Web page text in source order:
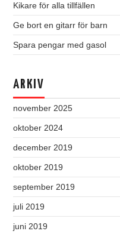
Kikare för alla tillfällen
Ge bort en gitarr för barn
Spara pengar med gasol
ARKIV
november 2025
oktober 2024
december 2019
oktober 2019
september 2019
juli 2019
juni 2019